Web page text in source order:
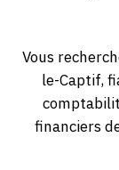
Vous
le-Captif,
financiers